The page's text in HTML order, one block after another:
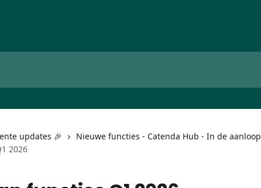
updates 🎉
Nieuwe functies - Catenda Hub - In de aanloop
2026